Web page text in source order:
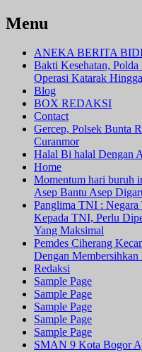
Menu
ANEKA BERITA
Bakti Kesehatan,
Operasi Katarak
Blog
BOX REDAKSI
Contact
Gercep, Polsek Bunta
Curanmor
Halal Bi halal Dengan
Home
Momentum hari buruh
Asep Bantu Asep
Panglima TNI : Negara
Kepada TNI, Perlu
Yang Maksimal
Pemdes Ciherang
Dengan
Redaksi
Sample Page
Sample Page
Sample Page
Sample Page
Sample Page
SMAN 9 Kota Bogor